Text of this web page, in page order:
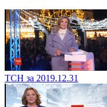
ТСН за 2019.12.31